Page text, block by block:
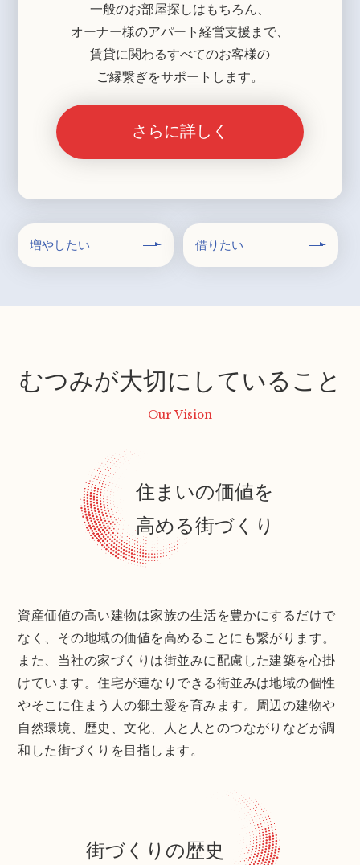
一般のお部屋探しはもちろん、
オーナー様のアパート経営支援まで、
賃貸に関わるすべてのお客様の
ご縁繋ぎをサポートします。
さらに詳しく
増やしたい 借りたい
むつみが大切にしていること
Our Vision
住まいの価値を
高める街づくり
資産価値の高い建物は家族の生活を豊かにするだけで
なく、その地域の価値を高めることにも繋がります。
また、当社の家づくりは街並みに配慮した建築を心掛
けています。住宅が連なりできる街並みは地域の個性
やそこに住まう人の郷土愛を育みます。周辺の建物や
自然環境、歴史、文化、人と人とのつながりなどが調
和した街づくりを目指します。
街づくりの歴史